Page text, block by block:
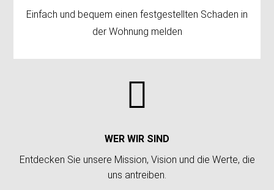
Einfach und bequem einen festgestellten Schaden in
der Wohnung melden

WER WIR SIND
Entdecken Sie unsere Mission, Vision und die Werte, die
uns antreiben.